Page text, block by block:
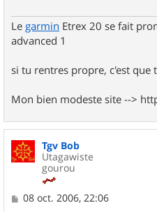
Le garmin Etrex 20 se fait
advanced 1
si tu rentres propre, c'est que
Mon bien modeste site -->
Tgv Bob
Utagawiste
gourou
M
08 oct. 2006, 22:06